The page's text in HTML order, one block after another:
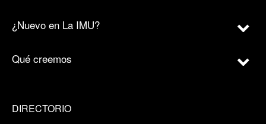
¿Nuevo en La IMU?
Qué creemos
DIRECTORIO